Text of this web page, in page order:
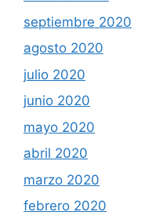
septiembre 2020
agosto 2020
julio 2020
junio 2020
mayo 2020
abril 2020
marzo 2020
febrero 2020